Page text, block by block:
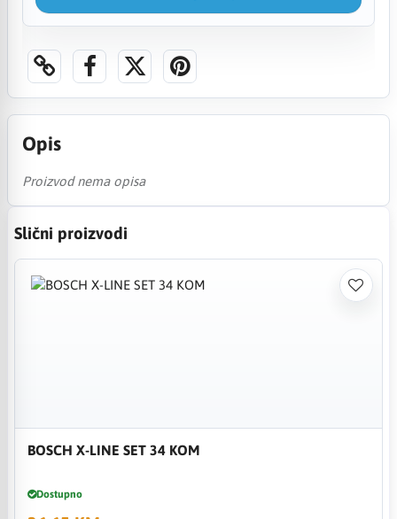
Opis
Proizvod nema opisa
Slični proizvodi
BOSCH X-LINE SET 34 KOM
Dostupno